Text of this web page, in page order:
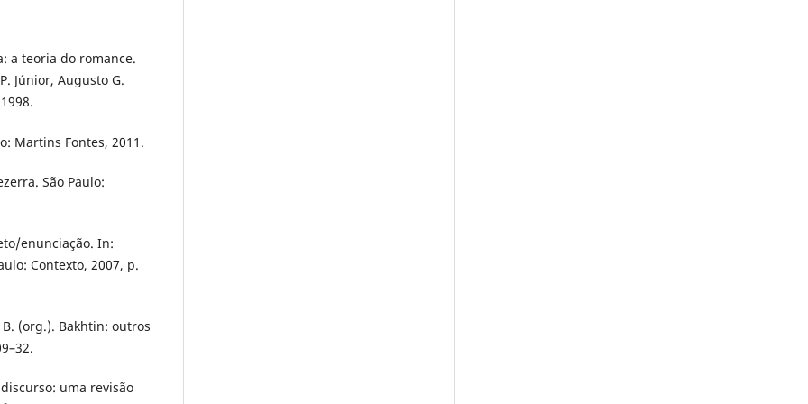
a teoria do romance.
Júnior, Augusto G.
Martins Fontes, 2011.
São Paulo:
enunciação. In:
Contexto, 2007, p.
(org.). Bakhtin: outros
discurso: uma revisão